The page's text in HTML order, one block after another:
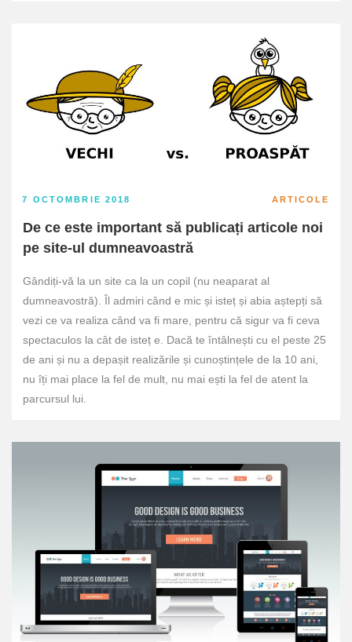
7 OCTOMBRIE 2018 ARTICOLE
De ce este important să publicați articole noi
pe site-ul dumneavoastră
Gândiți-vă la un site ca la un copil (nu neaparat al
dumneavostră). Îl admiri când e mic și isteț și abia aștepți să
vezi ce va realiza când va fi mare, pentru că sigur va fi ceva
spectaculos la cât de isteț e. Dacă te întâlnești cu el peste 25
de ani și nu a depașit realizările și cunoștințele de la 10 ani,
nu îți mai place la fel de mult, nu mai ești la fel de atent la
parcursul lui.